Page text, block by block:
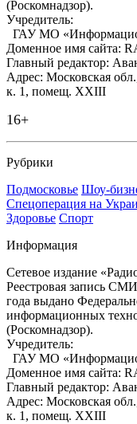
(Роскомнадзор).
Учредитель:
ГАУ МО
Доменное имя сайта:
Главный редактор:
Адрес: Московская
к. 1, помещ. XXIII
16+
Рубрики
Подмосковье Шоу-
Спецоперация на
Здоровье Спорт
Информация
Сетевое издание
Реестровая запись
года выдано
информационных
(Роскомнадзор).
Учредитель:
ГАУ МО
Доменное имя сайта:
Главный редактор:
Адрес: Московская
к. 1, помещ. XXIII